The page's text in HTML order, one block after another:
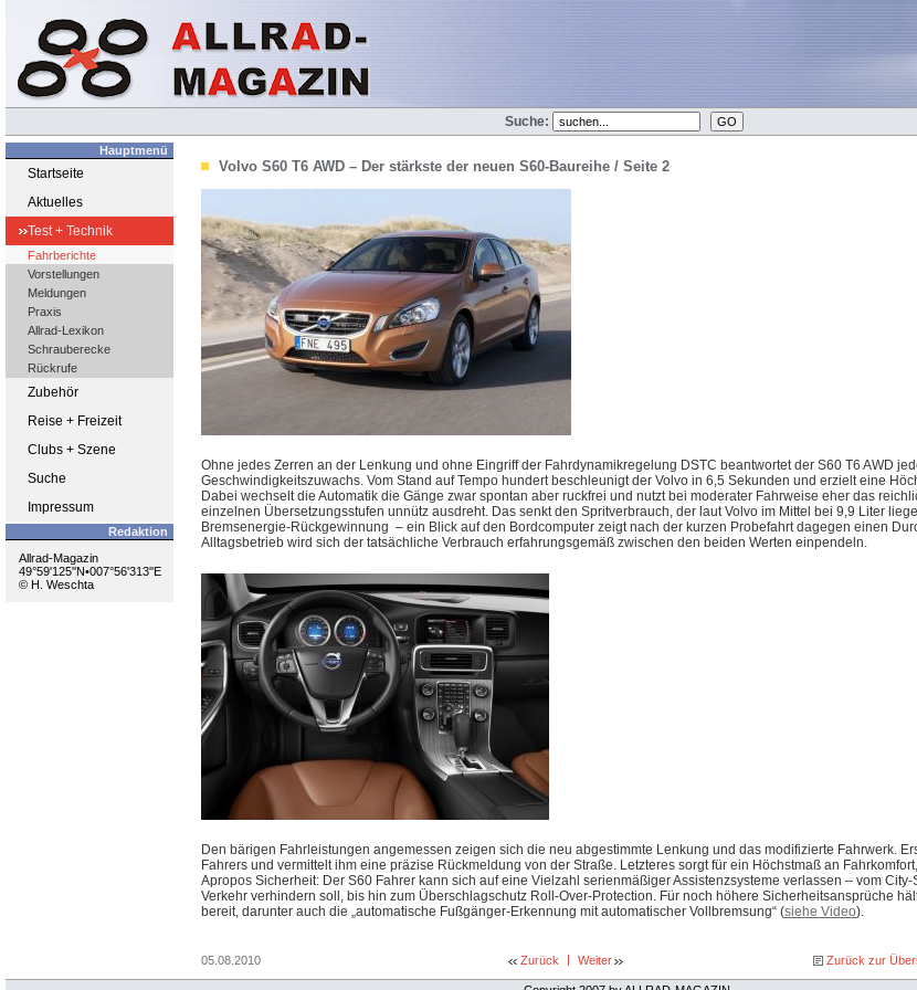
Suche:
Hauptmenü
Startseite
Aktuelles
Test + Technik
Fahrberichte
Vorstellungen
Meldungen
Praxis
Allrad-Lexikon
Schrauberecke
Rückrufe
Zubehör
Reise + Freizeit
Clubs + Szene
Suche
Impressum
Redaktion
Allrad-Magazin
49°59'125''N•007°56'313''E
© H. Weschta
Volvo S60 T6 AWD – Der stärkste der neuen S60-Baureihe / Seite 2
Ohne jedes Zerren an der Lenkung und ohne Eingriff der Fahrdynamikregelung DSTC beantwortet der S60 T6 AWD
Geschwindigkeitszuwachs. Vom Stand auf Tempo hundert beschleunigt der Volvo in 6,5 Sekunden und erzielt eine
Dabei wechselt die Automatik die Gänge zwar spontan aber ruckfrei und nutzt bei moderater Fahrweise eher das
einzelnen Übersetzungsstufen unnütz ausdreht. Das senkt den Spritverbrauch, der laut Volvo im Mittel bei 9,9 Liter
Bremsenergie-Rückgewinnung – ein Blick auf den Bordcomputer zeigt nach der kurzen Probefahrt dagegen einen
Alltagsbetrieb wird sich der tatsächliche Verbrauch erfahrungsgemäß zwischen den beiden Werten einpendeln.
Den bärigen Fahrleistungen angemessen zeigen sich die neu abgestimmte Lenkung und das modifizierte Fahrwerk.
Fahrers und vermittelt ihm eine präzise Rückmeldung von der Straße. Letzteres sorgt für ein Höchstmaß an
Apropos Sicherheit: Der S60 Fahrer kann sich auf eine Vielzahl serienmäßiger Assistenzsysteme verlassen – vom
Verkehr verhindern soll, bis hin zum Überschlagschutz Roll-Over-Protection. Für noch höhere Sicherheitsansprüche
bereit, darunter auch die „automatische Fußgänger-Erkennung mit automatischer Vollbremsung“ (siehe Video).
05.08.2010 Zurück | Weiter Zurück zur